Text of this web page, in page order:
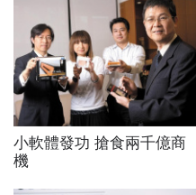
小軟體發功 搶食兩千億商
機